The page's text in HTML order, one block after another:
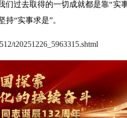
过去取得的一切成就都是靠“实
“实事求是”。
t20251226_5963315.shtml